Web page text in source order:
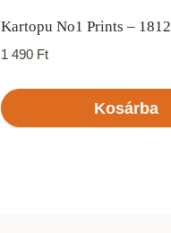
Kartopu No1 Prints – 1812
1 490 Ft
Kosárba